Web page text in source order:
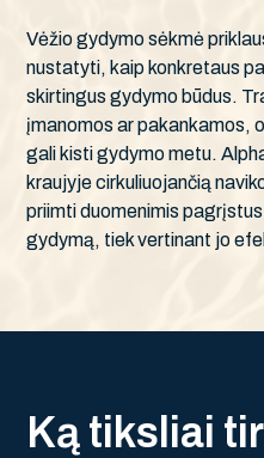
Vėžio gydymo sėkmė
nustatyti, kaip konkretaus
skirtingus gydymo būdus.
įmanomos ar pakankamos,
gali kisti gydymo metu.
kraujyje cirkuliuojančią
priimti duomenimis
gydymą, tiek vertinant jo
Ką ti ks iai tir